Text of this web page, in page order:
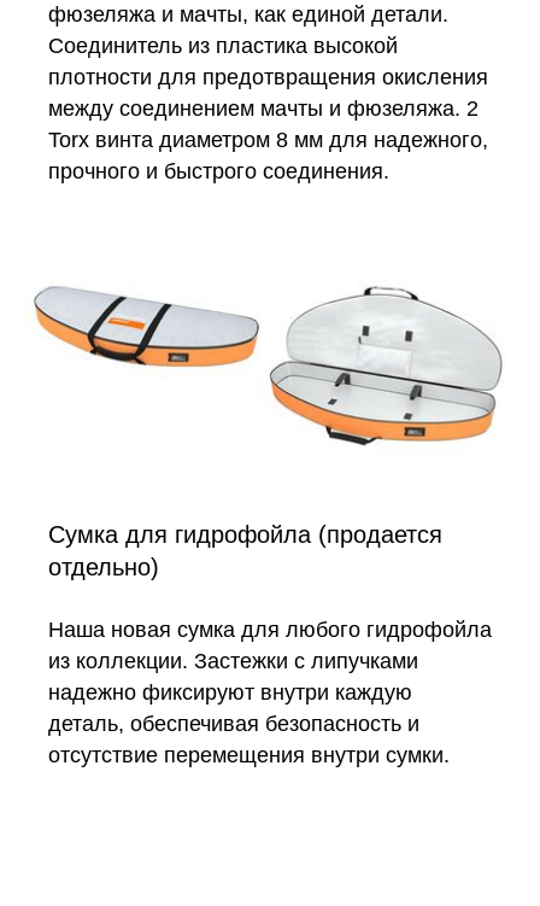
фюзеляжа и мачты, как единой детали.
Соединитель из пластика высокой
плотности для предотвращения окисления
между соединением мачты и фюзеляжа. 2
Torx винта диаметром 8 мм для надежного,
прочного и быстрого соединения.
Сумка для гидрофойла (продается
отдельно)
Наша новая сумка для любого гидрофойла
из коллекции. Застежки с липучками
надежно фиксируют внутри каждую
деталь, обеспечивая безопасность и
отсутствие перемещения внутри сумки.